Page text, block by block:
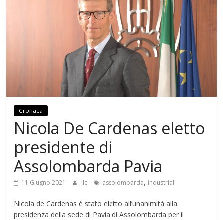
Cronaca
Nicola De Cardenas eletto
presidente di
Assolombarda Pavia
11 Giugno 2021 llc assolombarda, industriali
Nicola de Cardenas è stato eletto all’unanimità alla
presidenza della sede di Pavia di Assolombarda per il